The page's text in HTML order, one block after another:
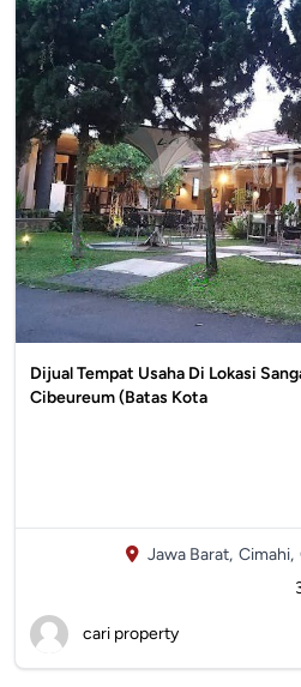
Dijual Tempat Usaha Di Lokasi
Cibeureum (Batas Kota
Jawa Barat, Cimahi,
cari property